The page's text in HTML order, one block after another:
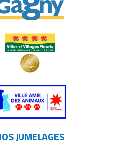
JUMELAGES